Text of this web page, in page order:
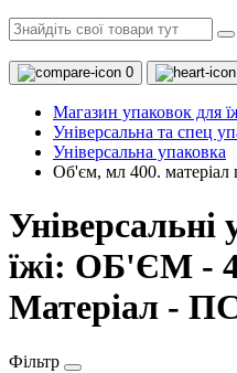
0
Магазин упаковок для
Універсальна та спец
Універсальна упаковка
Об'єм, мл 400. матеріал
Універсальні
їжі: ОБ'ЄМ -
Матеріал -
Фільтр